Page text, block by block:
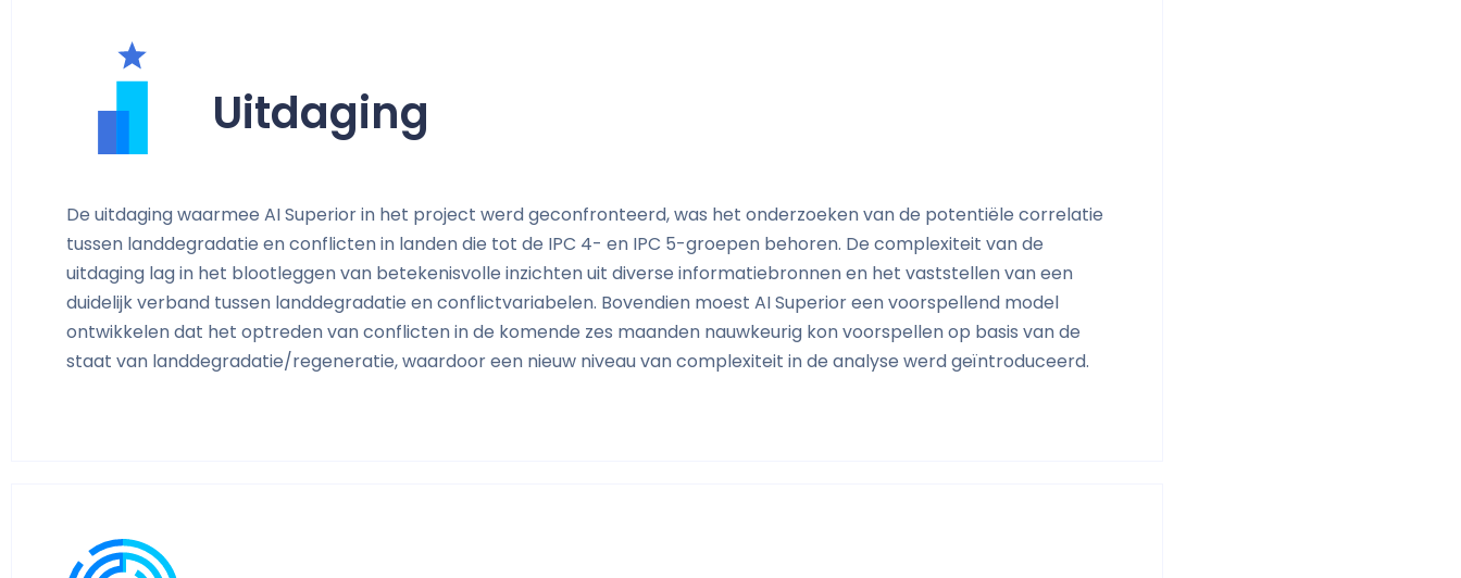
Uitdaging
De uitdaging waarmee AI Superior in het project werd geconfronteerd, was het onderzoeken van de potentiële correlatie
tussen landdegradatie en conflicten in landen die tot de IPC 4- en IPC 5-groepen behoren. De complexiteit van de
uitdaging lag in het blootleggen van betekenisvolle inzichten uit diverse informatiebronnen en het vaststellen van een
duidelijk verband tussen landdegradatie en conflictvariabelen. Bovendien moest AI Superior een voorspellend model
ontwikkelen dat het optreden van conflicten in de komende zes maanden nauwkeurig kon voorspellen op basis van de
staat van landdegradatie/regeneratie, waardoor een nieuw niveau van complexiteit in de analyse werd geïntroduceerd.